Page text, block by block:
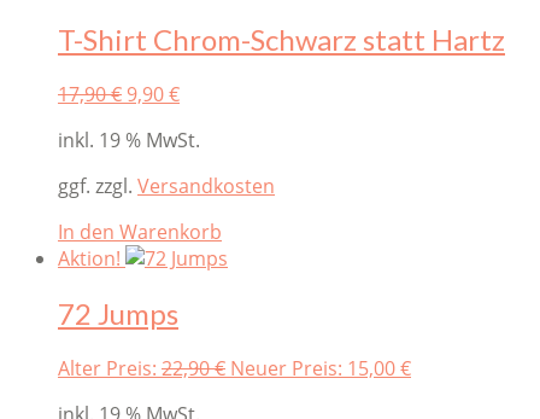
T-Shirt Chrom-Schwarz statt Hartz
17,90€ Original
was:
17,90 €.
9,90€Current
is:
9,90 €.
inkl. 19 % MwSt.
ggf. zzgl. Versandkosten
In den Warenkorb
Aktion!
72 Jumps
Alter Preis: 22,90€ Original
Neuer Preis: 15,00€Current